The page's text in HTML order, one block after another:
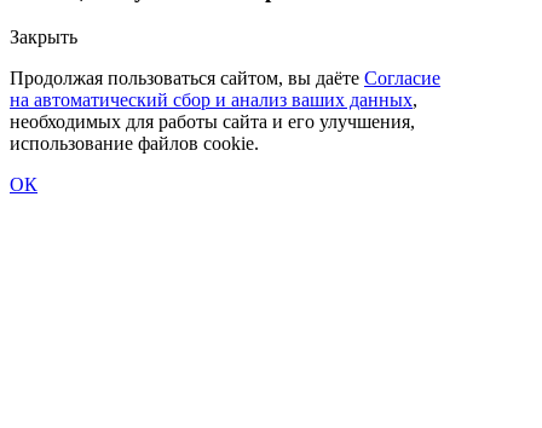
Закрыть
Продолжая пользоваться сайтом, вы даёте Согласие
на автоматический сбор и анализ ваших данных,
необходимых для работы сайта и его улучшения,
использование файлов cookie.
ОК